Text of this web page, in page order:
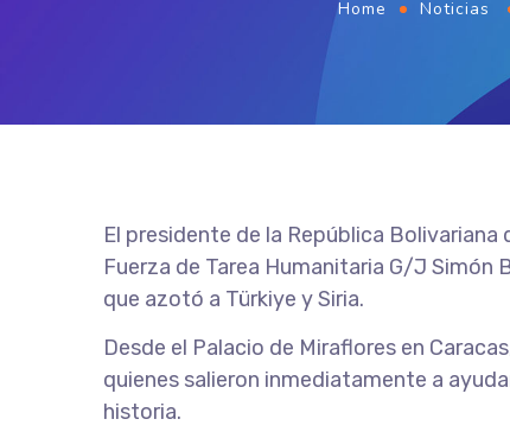
Home Noticias
El presidente de la República
Fuerza de Tarea Humanitaria G/J
que azotó a Türkiye y Siria.
Desde el Palacio de Miraflores en
quienes salieron inmediatamente a
historia.